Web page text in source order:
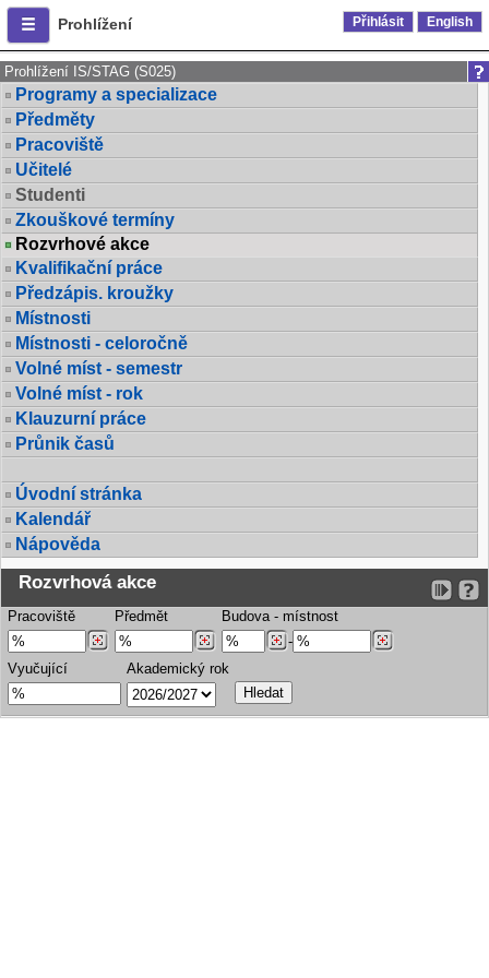
Prohlížení Přihlásit English
Prohlížení IS/STAG (S025)
Programy a specializace
Předměty
Pracoviště
Učitelé
Studenti
Zkouškové termíny
Rozvrhové akce
Kvalifikační práce
Předzápis. kroužky
Místnosti
Místnosti - celoročně
Volné míst - semestr
Volné míst - rok
Klauzurní práce
Průnik časů
Úvodní stránka
Kalendář
Nápověda
Rozvrhová akce
Pracoviště Předmět Budova- místnost
-
Vyučující
Akademický rok